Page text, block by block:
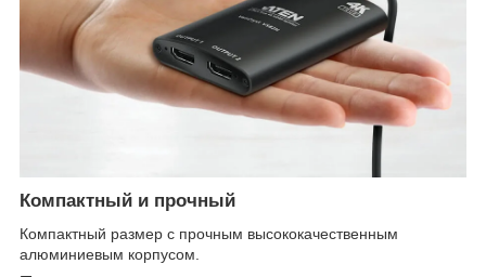
Компактный и прочный
Компактный размер с прочным высококачественным
алюминиевым корпусом.